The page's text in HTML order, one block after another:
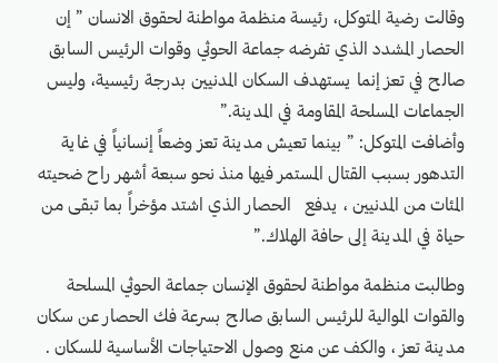
وقالت رضية المتوكل، رئيسة منظمة مواطنة لحقوق الانسان ” إن
الحصار المشدد الذي تفرضه جماعة الحوثي وقوات الرئيس السابق
صالح في تعز إنما يستهدف السكان المدنيين بدرجة رئيسية، وليس
الجماعات المسلحة المقاومة في المدينة.”
وأضافت المتوكل: ” بينما تعيش مدينة تعز وضعاً إنسانياً في غاية
التدهور بسبب القتال المستمر فيها منذ نحو سبعة أشهر راح ضحيته
المئات من المدنيين ، يدفع الحصار الذي اشتد مؤخراً بما تبقى من
حياة في المدينة إلى حافة الهلاك.”
وطالبت منظمة مواطنة لحقوق الإنسان جماعة الحوثي المسلحة
والقوات الموالية للرئيس السابق صالح بسرعة فك الحصار عن سكان
مدينة تعز ، والكف عن منع وصول الاحتياجات الأساسية للسكان .